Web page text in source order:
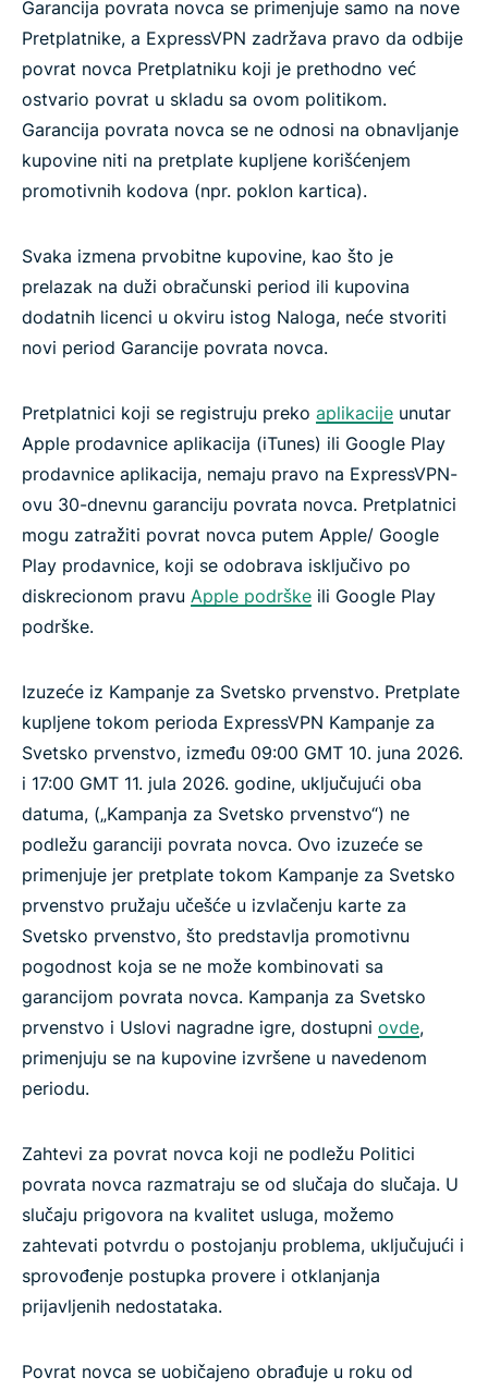
Garancija povrata novca se primenjuje samo na nove
Pretplatnike, a ExpressVPN zadržava pravo da odbije
povrat novca Pretplatniku koji je prethodno već
ostvario povrat u skladu sa ovom politikom.
Garancija povrata novca se ne odnosi na obnavljanje
kupovine niti na pretplate kupljene korišćenjem
promotivnih kodova (npr. poklon kartica).
Svaka izmena prvobitne kupovine, kao što je
prelazak na duži obračunski period ili kupovina
dodatnih licenci u okviru istog Naloga, neće stvoriti
novi period Garancije povrata novca.
Pretplatnici koji se registruju preko aplikacije unutar
Apple prodavnice aplikacija (iTunes) ili Google Play
prodavnice aplikacija, nemaju pravo na ExpressVPN-
ovu 30-dnevnu garanciju povrata novca. Pretplatnici
mogu zatražiti povrat novca putem Apple/ Google
Play prodavnice, koji se odobrava isključivo po
diskrecionom pravu Apple podrške ili Google Play
podrške.
Izuzeće iz Kampanje za Svetsko prvenstvo. Pretplate
kupljene tokom perioda ExpressVPN Kampanje za
Svetsko prvenstvo, između 09:00 GMT 10. juna 2026.
i 17:00 GMT 11. jula 2026. godine, uključujući oba
datuma, („Kampanja za Svetsko prvenstvo“) ne
podležu garanciji povrata novca. Ovo izuzeće se
primenjuje jer pretplate tokom Kampanje za Svetsko
prvenstvo pružaju učešće u izvlačenju karte za
Svetsko prvenstvo, što predstavlja promotivnu
pogodnost koja se ne može kombinovati sa
garancijom povrata novca. Kampanja za Svetsko
prvenstvo i Uslovi nagradne igre, dostupni ovde,
primenjuju se na kupovine izvršene u navedenom
periodu.
Zahtevi za povrat novca koji ne podležu Politici
povrata novca razmatraju se od slučaja do slučaja. U
slučaju prigovora na kvalitet usluga, možemo
zahtevati potvrdu o postojanju problema, uključujući i
sprovođenje postupka provere i otklanjanja
prijavljenih nedostataka.
Povrat novca se uobičajeno obrađuje u roku od